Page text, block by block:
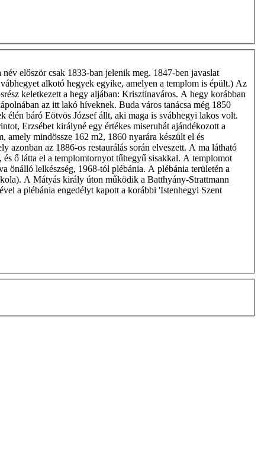
először csak 1833-ban jelenik meg. 1847-ben javaslat
alkotó hegyek egyike, amelyen a templom is épült.) Az
keletkezett a hegy aljában: Krisztinaváros. A hegy korábban
az itt lakó híveknek. Buda város tanácsa még 1850
élén báró Eötvös József állt, aki maga is svábhegyi lakos volt.
Erzsébet királyné egy értékes miseruhát ajándékozott a
mindössze 162 m2, 1860 nyarára készült el és
azonban az 1886-os restaurálás során elveszett. A ma látható
ő látta el a templomtornyot tűhegyű sisakkal. A templomot
önálló lelkészség, 1968-tól plébánia. A plébánia területén a
A Mátyás király úton működik a Batthyány-Strattmann
a plébánia engedélyt kapott a korábbi 'Istenhegyi Szent